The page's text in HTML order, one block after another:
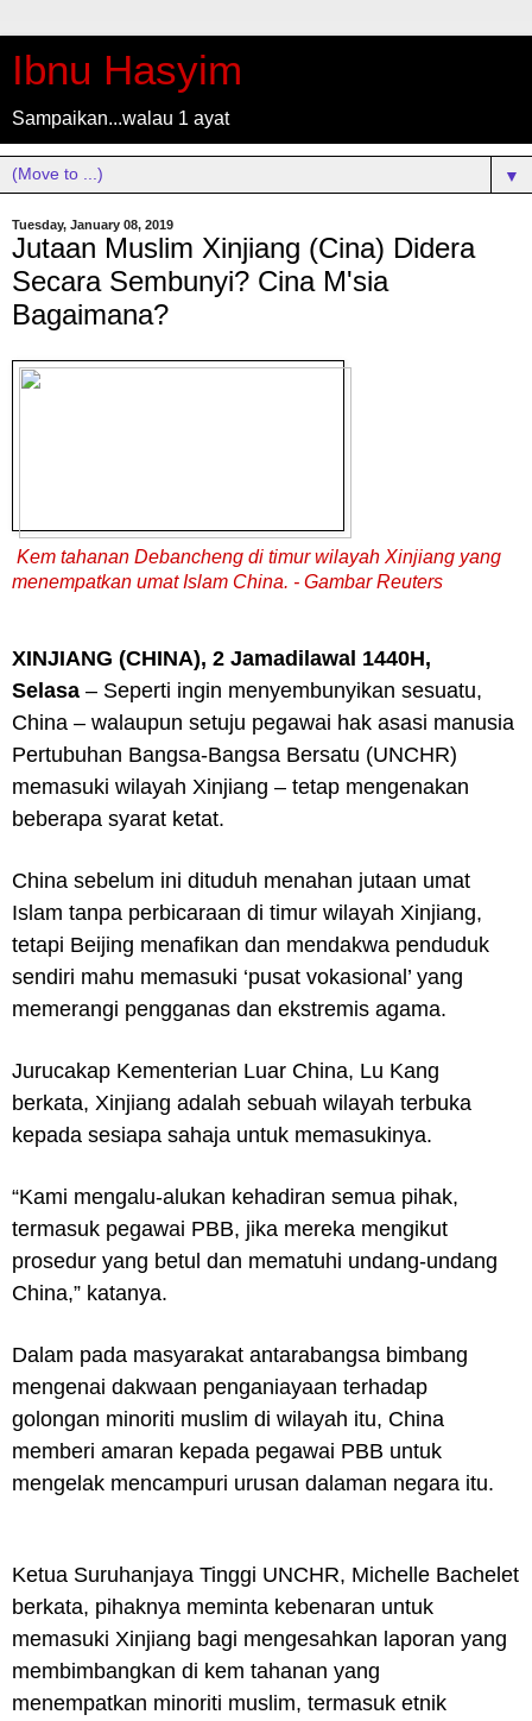
Ibnu Hasyim
Sampaikan...walau 1 ayat
▼
Tuesday, January 08, 2019
Jutaan Muslim Xinjiang (Cina) Didera
Secara Sembunyi? Cina M'sia
Bagaimana?
Kem tahanan Debancheng di timur wilayah Xinjiang yang
menempatkan umat Islam China. - Gambar Reuters
XINJIANG (CHINA), 2 Jamadilawal 1440H,
Selasa – Seperti ingin menyembunyikan sesuatu,
China – walaupun setuju pegawai hak asasi manusia
Pertubuhan Bangsa-Bangsa Bersatu (UNCHR)
memasuki wilayah Xinjiang – tetap mengenakan
beberapa syarat ketat.
China sebelum ini dituduh menahan jutaan umat
Islam tanpa perbicaraan di timur wilayah Xinjiang,
tetapi Beijing menafikan dan mendakwa penduduk
sendiri mahu memasuki ‘pusat vokasional’ yang
memerangi pengganas dan ekstremis agama.
Jurucakap Kementerian Luar China, Lu Kang
berkata, Xinjiang adalah sebuah wilayah terbuka
kepada sesiapa sahaja untuk memasukinya.
“Kami mengalu-alukan kehadiran semua pihak,
termasuk pegawai PBB, jika mereka mengikut
prosedur yang betul dan mematuhi undang-undang
China,” katanya.
Dalam pada masyarakat antarabangsa bimbang
mengenai dakwaan penganiayaan terhadap
golongan minoriti muslim di wilayah itu, China
memberi amaran kepada pegawai PBB untuk
mengelak mencampuri urusan dalaman negara itu.
Ketua Suruhanjaya Tinggi UNCHR, Michelle Bachelet
berkata, pihaknya meminta kebenaran untuk
memasuki Xinjiang bagi mengesahkan laporan yang
membimbangkan di kem tahanan yang
menempatkan minoriti muslim, termasuk etnik